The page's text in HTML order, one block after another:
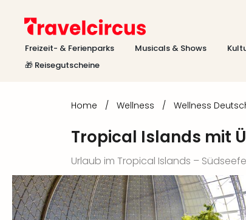
Freizeit- & Ferienparks Musicals & Shows
🎁 Reisegutscheine
Home / Wellness / Wellness
Tropical Islands mit
Urlaub im Tropical Islands –